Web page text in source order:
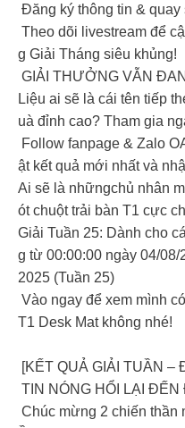
Đăng ký thông tin &
Theo dõi livestream để
g Giải Tháng siêu khủng!
GIẢI THƯỞNG VẪN
Liệu ai sẽ là cái tên tiếp
uà đỉnh cao? Tham gia
Follow fanpage & Zalo
ật kết quả mới nhất và
Ai sẽ là nhữngchủ nhân
ót chuột trải bàn T1 cực
Giải Tuần 25: Dành cho
g từ 00:00:00 ngày 04/
2025 (Tuần 25)
Vào ngay để xem mình
T1 Desk Mat không nhé!
[KẾT QUẢ GIẢI TUẦN –
TIN NÓNG HỔI LẠI ĐẾN
Chúc mừng 2 chiến thần